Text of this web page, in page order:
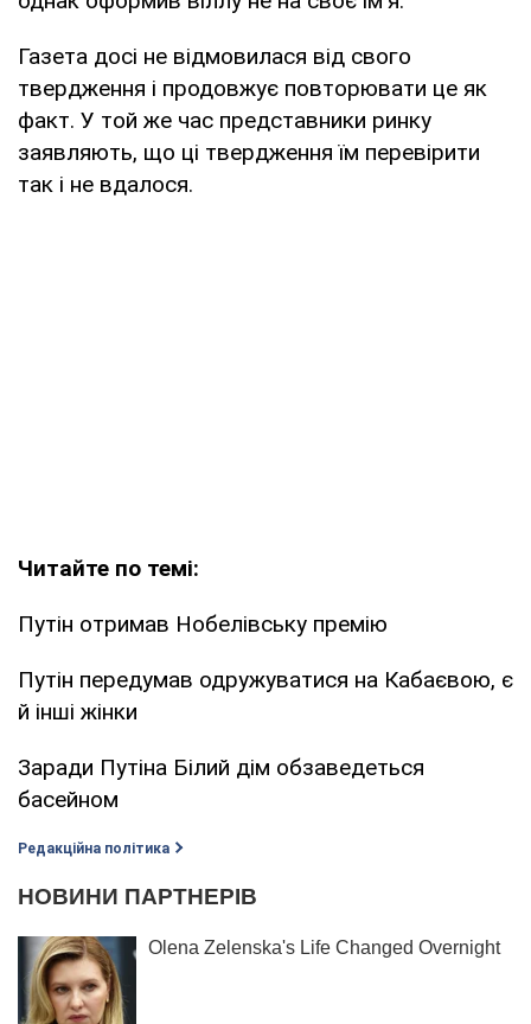
Газета досі не відмовилася від свого
твердження і продовжує повторювати це як
факт. У той же час представники ринку
заявляють, що ці твердження їм перевірити
так і не вдалося.
Читайте по темі:
Путін отримав Нобелівську премію
Путін передумав одружуватися на Кабаєвою, є
й інші жінки
Заради Путіна Білий дім обзаведеться
басейном
Редакційна політика